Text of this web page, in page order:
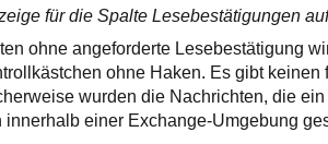
für die Spalte Lesebestätigungen
ohne angeforderte Lesebestätigung
ohne Haken. Es gibt
wurden die Nachrichten, die
innerhalb einer Exchange-Umgebung